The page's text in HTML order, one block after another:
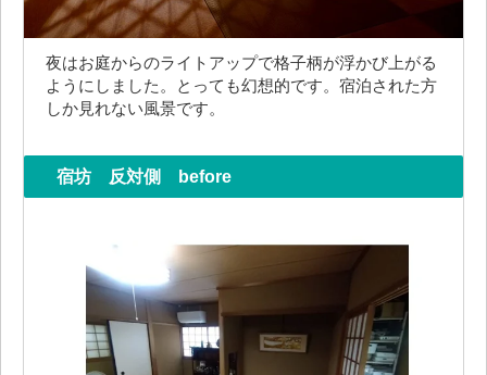
夜はお庭からのライトアップで格子柄が浮かび上がる
ようにしました。とっても幻想的です。宿泊された方
しか見れない風景です。
宿坊 反対側 before